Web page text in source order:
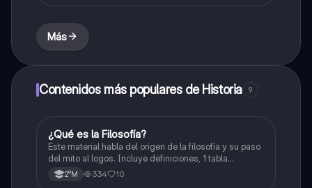
Más
Contenidos más populares de Historia 9
Historia
¿Qué es la Filosofía?
Este material habla del origen de la filosofía y su paso
del mito al logos. Incluye definiciones, 1 tabla
comparativa, conceptos como la cosmología y la
antropología, y propuestas de filósofos presocráticos.
2°M 334 10